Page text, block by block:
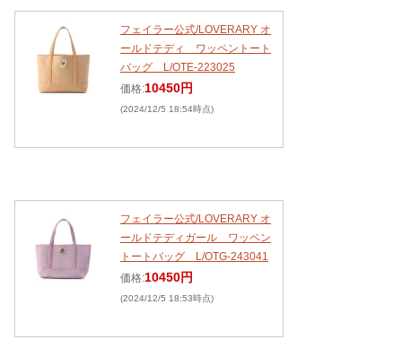
フェイラー公式/LOVERARY オ
ールドテディ ワッペントート
バッグ L/OTE-223025
価格:10450円
(2024/12/5 18:54時点)
フェイラー公式/LOVERARY オ
ールドテディガール ワッペン
トートバッグ L/OTG-243041
価格:10450円
(2024/12/5 18:53時点)